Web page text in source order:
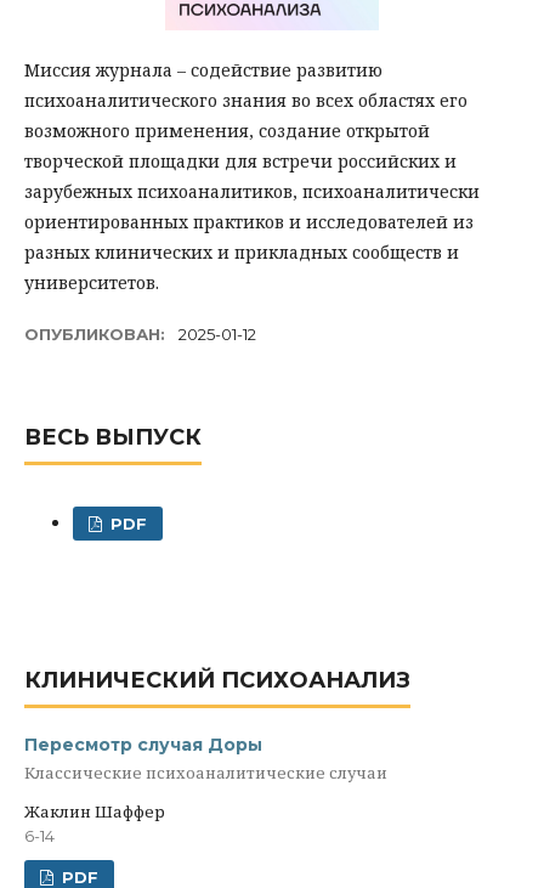
Миссия журнала – содействие развитию
психоаналитического знания во всех областях его
возможного применения, создание открытой
творческой площадки для встречи российских и
зарубежных психоаналитиков, психоаналитически
ориентированных практиков и исследователей из
разных клинических и прикладных сообществ и
университетов.
ОПУБЛИКОВАН: 2025-01-12
ВЕСЬ ВЫПУСК
PDF
КЛИНИЧЕСКИЙ ПСИХОАНАЛИЗ
Пересмотр случая Доры
Классические психоаналитические случаи
Жаклин Шаффер
6-14
PDF